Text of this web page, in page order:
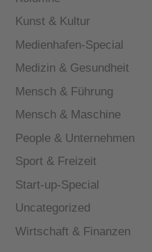
Kunst & Kultur
Medienhafen-Special
Medizin & Gesundheit
Mensch & Führung
Mensch & Maschine
People & Unternehmen
Sport & Freizeit
Start-up-Special
Uncategorized
Wirtschaft & Finanzen